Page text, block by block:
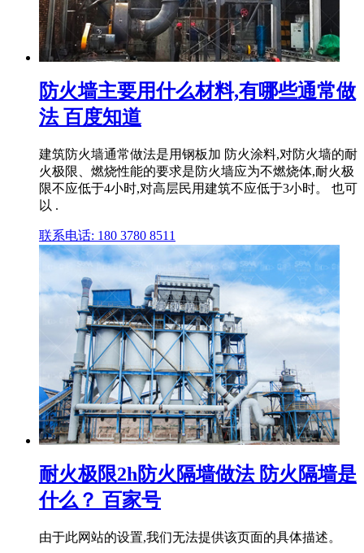
防火墙主要用什么材料,有哪些通常做
法 百度知道
建筑防火墙通常做法是用钢板加 防火涂料,对防火墙的耐
火极限、燃烧性能的要求是防火墙应为不燃烧体,耐火极
限不应低于4小时,对高层民用建筑不应低于3小时。 也可
以 .
联系电话: 180 3780 8511
耐火极限2h防火隔墙做法 防火隔墙是
什么？ 百家号
由于此网站的设置,我们无法提供该页面的具体描述。